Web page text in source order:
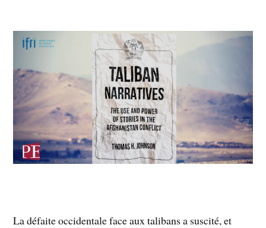
La défaite occidentale face aux talibans a suscité, et